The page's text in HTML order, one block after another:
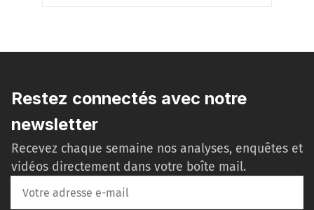
Restez connectés avec notre
newsletter
Recevez chaque semaine nos analyses, enquêtes et
vidéos directement dans votre boîte mail.